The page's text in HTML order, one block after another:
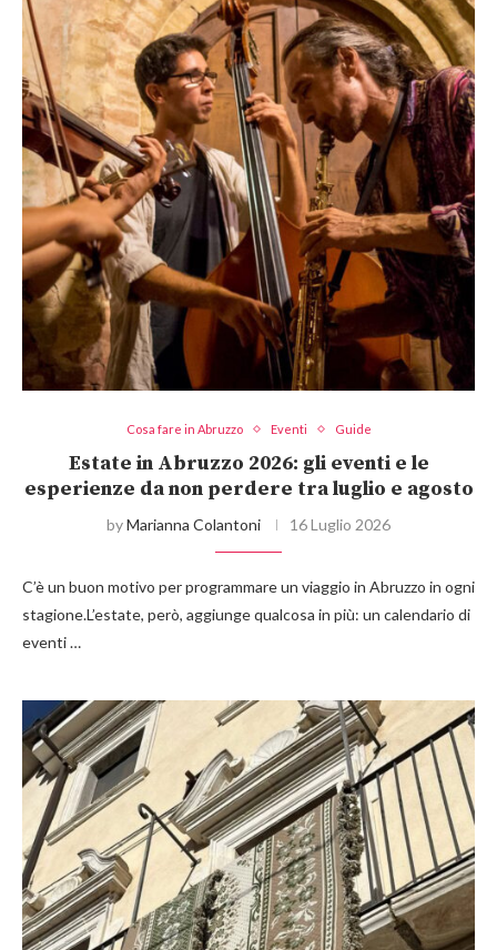
Cosa fare in Abruzzo Eventi Guide
Estate in Abruzzo 2026: gli eventi e le
esperienze da non perdere tra luglio e agosto
byMarianna Colantoni 16 Luglio 2026
C’è un buon motivo per programmare un viaggio in Abruzzo in ogni
stagione.L’estate, però, aggiunge qualcosa in più: un calendario di
eventi …